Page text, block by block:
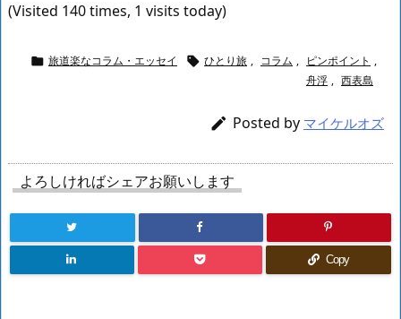
(Visited 140 times, 1 visits today)
 旅道楽なコラム・エッセイ  ひとり旅 , コラム , ピンポイント ,
舟浮 , 西表島
 Posted by マイケルオズ
よろしければシェアお願いします
Copy